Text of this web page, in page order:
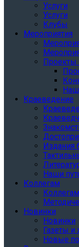
Услуги
Услуги
Клубы
Мероприятия
Проекты
Краеведение
Издания
Наши
Коллегам
Коллегам
Новинки
Новинки
Газеты
Новые